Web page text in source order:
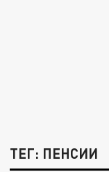
ТЕГ: ПЕНСИИ